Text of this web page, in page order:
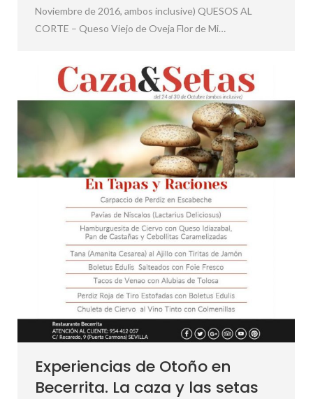
Noviembre de 2016, ambos inclusive) QUESOS AL
CORTE – Queso Viejo de Oveja Flor de Mi…
Experiencias de Otoño en
Becerrita. La caza y las setas